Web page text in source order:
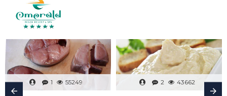
1 55249 2 43662